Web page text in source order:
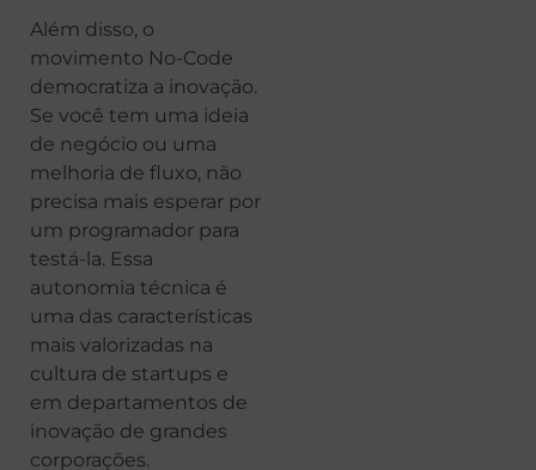
Além disso, o
movimento No-Code
democratiza a inovação.
Se você tem uma ideia
de negócio ou uma
melhoria de fluxo, não
precisa mais esperar por
um programador para
testá-la. Essa
autonomia técnica é
uma das características
mais valorizadas na
cultura de startups e
em departamentos de
inovação de grandes
corporações.